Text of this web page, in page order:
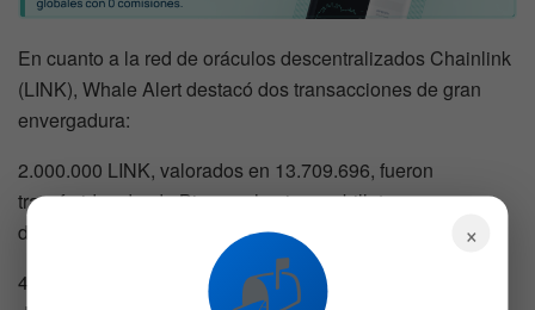
En cuanto a la red de oráculos descentralizados Chainlink
(LINK), Whale Alert destacó dos transacciones de gran
envergadura:
2.000.000 LINK, valorados en 13.709.696, fueron
transferidos desde Binance hacia una billetera
desconocida.
4.226,964 LINK, equivalentes a 28.853.066, se movieron
×
📬